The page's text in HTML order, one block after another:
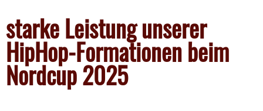
starke Leistung unserer
HipHop-Formationen beim
Nordcup 2025